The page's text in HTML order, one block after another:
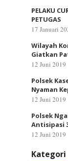
PELAKU
PETUGAS
17 Januari
Wilayah
Giatkan
12 Juni 2019
Polsek
Nyaman
12 Juni 2019
Polsek
Antisipasi
12 Juni 2019
Kategori